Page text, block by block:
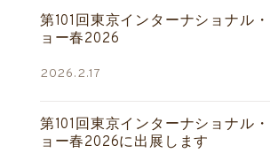
第101回東京インターナショナル
ョー春2026
2026.2.17
第101回東京インターナショナル
ョー春2026に出展します